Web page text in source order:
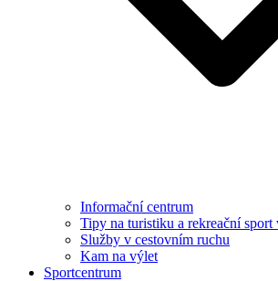
Informační centrum
Tipy na turistiku a rekreační
Služby v cestovním ruchu
Kam na výlet
Sportcentrum